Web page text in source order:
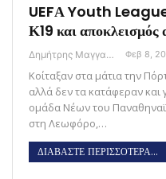
UEFΑ Youth
Κ19 και
Δημήτρης Μαγγανάρης Φεβ 8,
Κοίταξαν στα μάτια την
αλλά δεν τα κατάφεραν
ομάδα Νέων του
στη Λεωφόρο,…
ΔΙΑΒΑΣΤΕ ΠΕΡΙΣΣΟΤΕΡΑ...